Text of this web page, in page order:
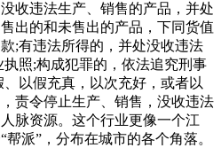
收违法生产、销售的产品，并处
出的和未售出的产品，下同货值
;有违法所得的，并处没收违法
照;构成犯罪的，依法追究刑事
以假充真，以次充好，或者以
责令停止生产、销售，没收违法
脉资源。这个行业更像一个江
派”，分布在城市的各个角落。